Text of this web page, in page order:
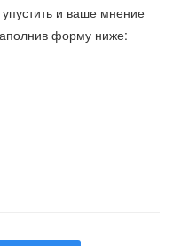
и ваше мнение
форму ниже: